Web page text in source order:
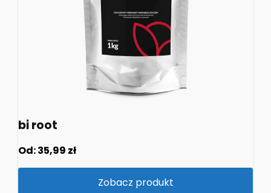
bi root
Od:35,99 zł
Zobacz produkt